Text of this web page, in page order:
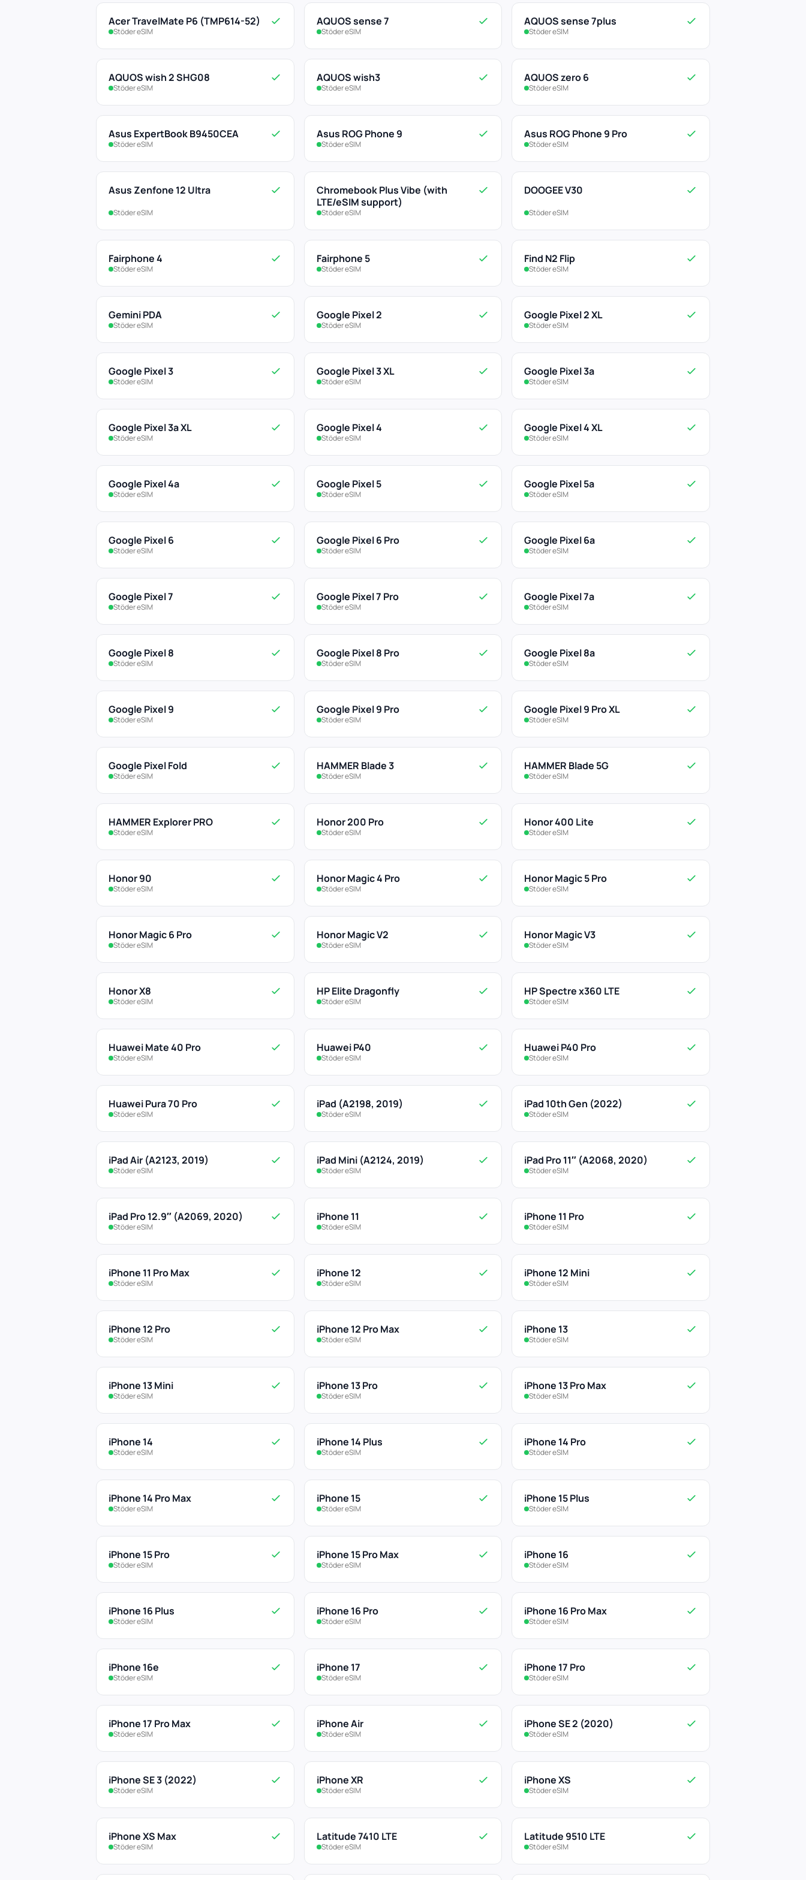
Acer TravelMate P6 (TMP614-52)
Stöder eSIM
AQUOS sense 7
Stöder eSIM
AQUOS sense 7plus
Stöder eSIM
AQUOS wish 2 SHG08
Stöder eSIM
AQUOS wish3
Stöder eSIM
AQUOS zero 6
Stöder eSIM
Asus ExpertBook B9450CEA
Stöder eSIM
Asus ROG Phone 9
Stöder eSIM
Asus ROG Phone 9 Pro
Stöder eSIM
Asus Zenfone 12 Ultra
Stöder eSIM
Chromebook Plus Vibe (with
LTE/eSIM support)
Stöder eSIM
DOOGEE V30
Stöder eSIM
Fairphone 4
Stöder eSIM
Fairphone 5
Stöder eSIM
Find N2 Flip
Stöder eSIM
Gemini PDA
Stöder eSIM
Google Pixel 2
Stöder eSIM
Google Pixel 2 XL
Stöder eSIM
Google Pixel 3
Stöder eSIM
Google Pixel 3 XL
Stöder eSIM
Google Pixel 3a
Stöder eSIM
Google Pixel 3a XL
Stöder eSIM
Google Pixel 4
Stöder eSIM
Google Pixel 4 XL
Stöder eSIM
Google Pixel 4a
Stöder eSIM
Google Pixel 5
Stöder eSIM
Google Pixel 5a
Stöder eSIM
Google Pixel 6
Stöder eSIM
Google Pixel 6 Pro
Stöder eSIM
Google Pixel 6a
Stöder eSIM
Google Pixel 7
Stöder eSIM
Google Pixel 7 Pro
Stöder eSIM
Google Pixel 7a
Stöder eSIM
Google Pixel 8
Stöder eSIM
Google Pixel 8 Pro
Stöder eSIM
Google Pixel 8a
Stöder eSIM
Google Pixel 9
Stöder eSIM
Google Pixel 9 Pro
Stöder eSIM
Google Pixel 9 Pro XL
Stöder eSIM
Google Pixel Fold
Stöder eSIM
HAMMER Blade 3
Stöder eSIM
HAMMER Blade 5G
Stöder eSIM
HAMMER Explorer PRO
Stöder eSIM
Honor 200 Pro
Stöder eSIM
Honor 400 Lite
Stöder eSIM
Honor 90
Stöder eSIM
Honor Magic 4 Pro
Stöder eSIM
Honor Magic 5 Pro
Stöder eSIM
Honor Magic 6 Pro
Stöder eSIM
Honor Magic V2
Stöder eSIM
Honor Magic V3
Stöder eSIM
Honor X8
Stöder eSIM
HP Elite Dragonfly
Stöder eSIM
HP Spectre x360 LTE
Stöder eSIM
Huawei Mate 40 Pro
Stöder eSIM
Huawei P40
Stöder eSIM
Huawei P40 Pro
Stöder eSIM
Huawei Pura 70 Pro
Stöder eSIM
iPad (A2198, 2019)
Stöder eSIM
iPad 10th Gen (2022)
Stöder eSIM
iPad Air (A2123, 2019)
Stöder eSIM
iPad Mini (A2124, 2019)
Stöder eSIM
iPad Pro 11″ (A2068, 2020)
Stöder eSIM
iPad Pro 12.9″ (A2069, 2020)
Stöder eSIM
iPhone 11
Stöder eSIM
iPhone 11 Pro
Stöder eSIM
iPhone 11 Pro Max
Stöder eSIM
iPhone 12
Stöder eSIM
iPhone 12 Mini
Stöder eSIM
iPhone 12 Pro
Stöder eSIM
iPhone 12 Pro Max
Stöder eSIM
iPhone 13
Stöder eSIM
iPhone 13 Mini
Stöder eSIM
iPhone 13 Pro
Stöder eSIM
iPhone 13 Pro Max
Stöder eSIM
iPhone 14
Stöder eSIM
iPhone 14 Plus
Stöder eSIM
iPhone 14 Pro
Stöder eSIM
iPhone 14 Pro Max
Stöder eSIM
iPhone 15
Stöder eSIM
iPhone 15 Plus
Stöder eSIM
iPhone 15 Pro
Stöder eSIM
iPhone 15 Pro Max
Stöder eSIM
iPhone 16
Stöder eSIM
iPhone 16 Plus
Stöder eSIM
iPhone 16 Pro
Stöder eSIM
iPhone 16 Pro Max
Stöder eSIM
iPhone 16e
Stöder eSIM
iPhone 17
Stöder eSIM
iPhone 17 Pro
Stöder eSIM
iPhone 17 Pro Max
Stöder eSIM
iPhone Air
Stöder eSIM
iPhone SE 2 (2020)
Stöder eSIM
iPhone SE 3 (2022)
Stöder eSIM
iPhone XR
Stöder eSIM
iPhone XS
Stöder eSIM
iPhone XS Max
Stöder eSIM
Latitude 7410 LTE
Stöder eSIM
Latitude 9510 LTE
Stöder eSIM